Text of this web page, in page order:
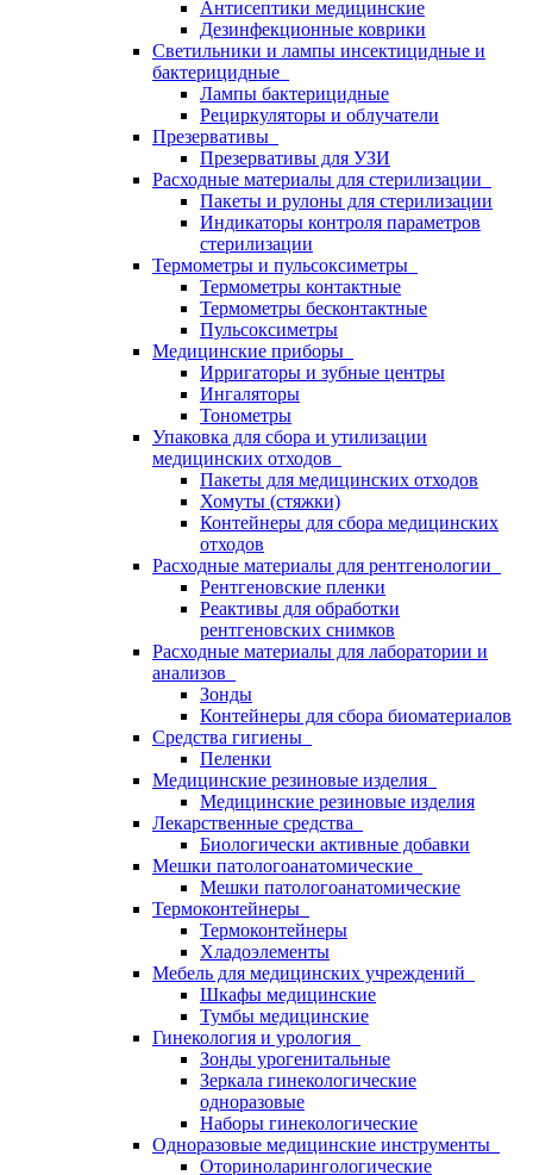
Антисептики медицинские
Дезинфекционные коврики
Светильники и лампы инсектицидные и
бактерицидные
Лампы бактерицидные
Рециркуляторы и облучатели
Презервативы
Презервативы для УЗИ
Расходные материалы для стерилизации
Пакеты и рулоны для стерилизации
Индикаторы контроля параметров
стерилизации
Термометры и пульсоксиметры
Термометры контактные
Термометры бесконтактные
Пульсоксиметры
Медицинские приборы
Ирригаторы и зубные центры
Ингаляторы
Тонометры
Упаковка для сбора и утилизации
медицинских отходов
Пакеты для медицинских отходов
Хомуты (стяжки)
Контейнеры для сбора медицинских
отходов
Расходные материалы для рентгенологии
Рентгеновские пленки
Реактивы для обработки
рентгеновских снимков
Расходные материалы для лаборатории и
анализов
Зонды
Контейнеры для сбора биоматериалов
Средства гигиены
Пеленки
Медицинские резиновые изделия
Медицинские резиновые изделия
Лекарственные средства
Биологически активные добавки
Мешки патологоанатомические
Мешки патологоанатомические
Термоконтейнеры
Термоконтейнеры
Хладоэлементы
Мебель для медицинских учреждений
Шкафы медицинские
Тумбы медицинские
Гинекология и урология
Зонды урогенитальные
Зеркала гинекологические
одноразовые
Наборы гинекологические
Одноразовые медицинские инструменты
Оториноларингологические